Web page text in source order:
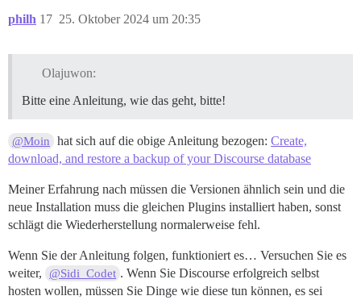
philh 25. Oktober 2024 um 20:35
17
Olajuwon:
Bitte eine Anleitung, wie das geht, bitte!
@Moin hat sich auf die obige Anleitung bezogen:Create,
download, and restore a backup of your Discourse database
Meiner Erfahrung nach müssen die Versionen ähnlich sein und die
neue Installation muss die gleichen Plugins installiert haben, sonst
schlägt die Wiederherstellung normalerweise fehl.
Wenn Sie der Anleitung folgen, funktioniert es… Versuchen Sie es
weiter,
@Sidi_Codet . Wenn Sie Discourse erfolgreich selbst
hosten wollen, müssen Sie Dinge wie diese tun können, es sei